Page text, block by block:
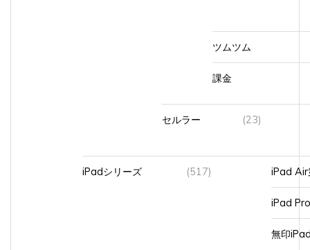
課金
(23)
iPadシリーズ (517) iPad Air
iPad Pro
無印